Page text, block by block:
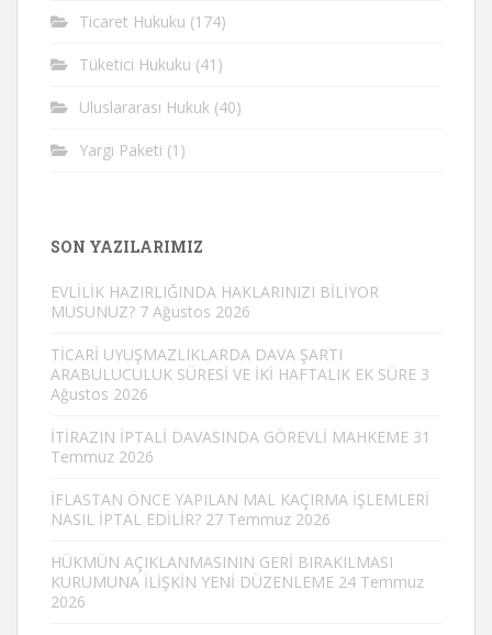
Ticaret Hukuku (174)
Tüketici Hukuku (41)
Uluslararası Hukuk (40)
Yargı Paketi (1)
SON YAZILARIMIZ
EVLİLİK HAZIRLIĞINDA HAKLARINIZI BİLİYOR
MUSUNUZ? 7 Ağustos 2026
TİCARİ UYUŞMAZLIKLARDA DAVA ŞARTI
ARABULUCULUK SÜRESİ VE İKİ HAFTALIK EK SÜRE 3
Ağustos 2026
İTİRAZIN İPTALİ DAVASINDA GÖREVLİ MAHKEME 31
Temmuz 2026
İFLASTAN ÖNCE YAPILAN MAL KAÇIRMA İŞLEMLERİ
NASIL İPTAL EDİLİR? 27 Temmuz 2026
HÜKMÜN AÇIKLANMASININ GERİ BIRAKILMASI
KURUMUNA İLİŞKİN YENİ DÜZENLEME 24 Temmuz
2026